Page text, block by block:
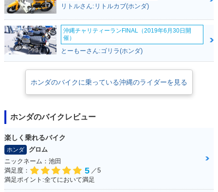
リトルさん:リトルカブ(ホンダ)
沖縄チャリティーランFINAL（2019年6月30日開
催）
とーもーさん:ゴリラ(ホンダ)
ホンダのバイクに乗っている沖縄のライダーを見る
ホンダのバイクレビュー
楽しく乗れるバイク
ホンダ
グロム
ニックネーム：池田
満足度：
5 ／5
満足ポイント:全てにおいて満足